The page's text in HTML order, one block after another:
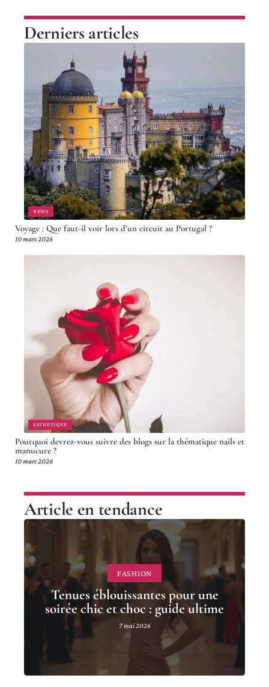
Derniers articles
NEWS
Voyage : Que faut-il voir lors d’un circuit au Portugal ?
10 mars 2026
ESTHÉTIQUE
Pourquoi devrez-vous suivre des blogs sur la thématique nails et
manucure ?
10 mars 2026
Article en tendance
FASHION
Tenues éblouissantes pour une
soirée chic et choc : guide ultime
7 mai 2026